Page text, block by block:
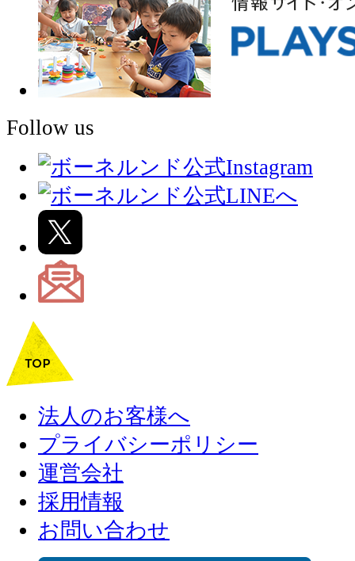
Follow us
法人のお客様へ
プライバシーポリシー
運営会社
採用情報
お問い合わせ